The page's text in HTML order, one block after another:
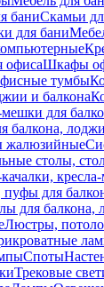
баниСкамьи
для бани
офисаШкафы
тумбы
и балкона
для
балкона,
жалюзийные
столы,
пуфы для
для балкона,
Люстры,
Споты
Трековые